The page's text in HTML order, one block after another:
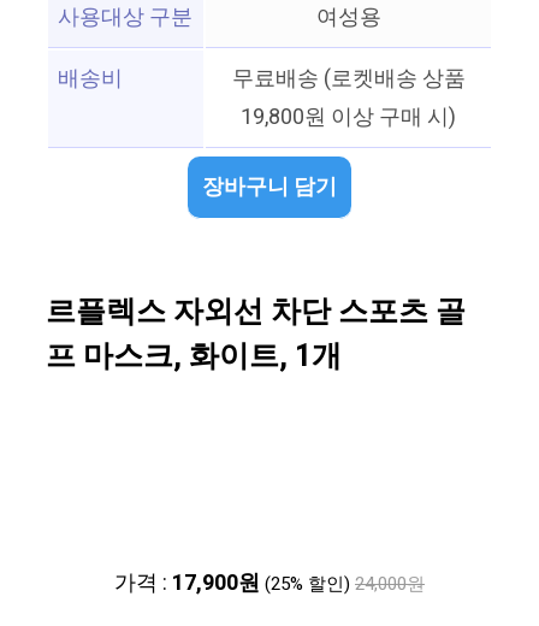
사용대상 구분
여성용
배송비
무료배송 (로켓배송 상품
19,800원 이상 구매 시)
장바구니 담기
르플렉스 자외선 차단 스포츠 골
프 마스크, 화이트, 1개
가격 : 17,900원 (25% 할인) 24,000원